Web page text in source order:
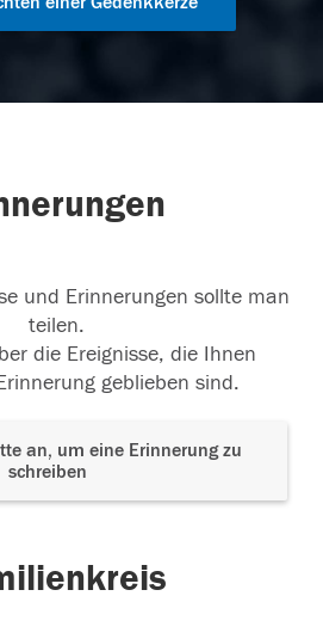
und Erinnerungen sollte man
teilen.
die Ereignisse, die Ihnen
geblieben sind.
an, um eine Erinnerung zu
schreiben